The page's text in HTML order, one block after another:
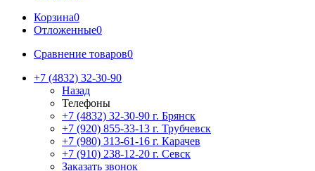
Корзина0
Отложенные0
Сравнение товаров0
+7 (4832) 32-30-90
Назад
Телефоны
+7 (4832) 32-30-90 г. Брянск
+7 (920) 855-33-13 г. Трубчевск
+7 (980) 313-61-16 г. Карачев
+7 (910) 238-12-20 г. Севск
Заказать звонок